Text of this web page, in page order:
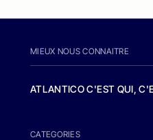
MIEUX NOUS CONNAITRE
ATLANTICO C'EST QUI,
CATEGORIES